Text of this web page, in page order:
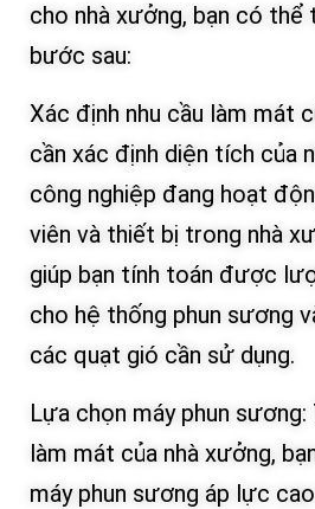
cho nhà xưởng, bạn có thể
bước sau:
Xác định nhu cầu làm mát
cần xác định diện tích của
công nghiệp đang hoạt
viên và thiết bị trong nhà
giúp bạn tính toán được
cho hệ thống phun sương
các quạt gió cần sử dụng.
Lựa chọn máy phun sương:
làm mát của nhà xưởng,
máy phun sương áp lực